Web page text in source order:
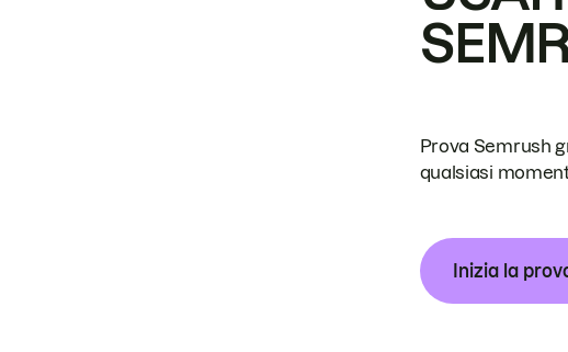
Prova Semrush
qualsiasi
Inizia la